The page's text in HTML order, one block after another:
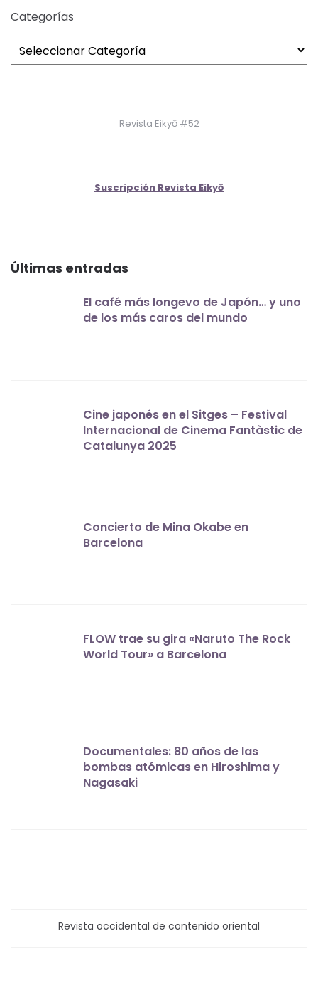
Categorías
Revista Eikyō #52
Suscripción Revista Eikyō
Últimas entradas
El café más longevo de Japón… y uno
de los más caros del mundo
Cine japonés en el Sitges – Festival
Internacional de Cinema Fantàstic de
Catalunya 2025
Concierto de Mina Okabe en
Barcelona
FLOW trae su gira «Naruto The Rock
World Tour» a Barcelona
Documentales: 80 años de las
bombas atómicas en Hiroshima y
Nagasaki
Revista occidental de contenido oriental